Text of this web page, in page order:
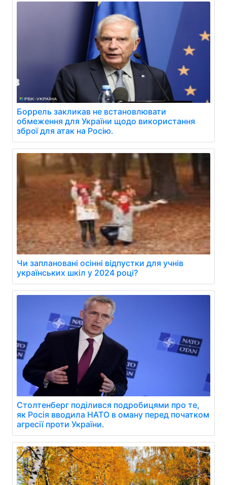
Боррель закликав не встановлювати
обмеження для України щодо використання
зброї для атак на Росію.
Чи заплановані осінні відпустки для учнів
українських шкіл у 2024 році?
Столтенберг поділився подробицями про те,
як Росія вводила НАТО в оману перед початком
агресії проти України.